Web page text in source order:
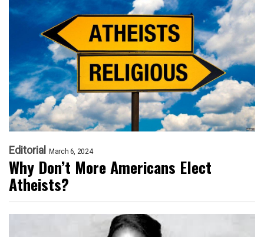
Editorial March 6, 2024
Why Don’t More Americans Elect
Atheists?